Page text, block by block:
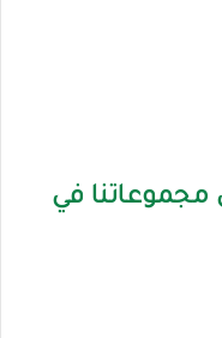
مجموعاتنا في